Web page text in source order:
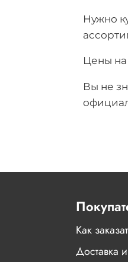
Нужно
Цены на
Вы не
Как
Доставка